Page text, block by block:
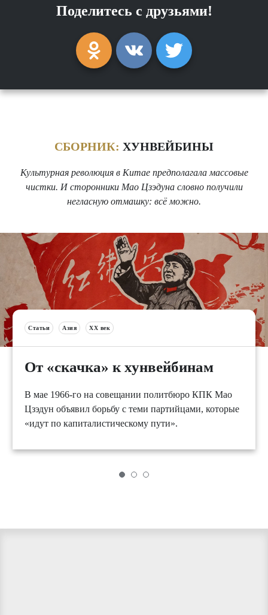
Поделитесь с друзьями!
СБОРНИК: ХУНВЕЙБИНЫ
Культурная революция в Китае предполагала массовые
чистки. И сторонники Мао Цзэдуна словно получили
негласную отмашку: всё можно.
Статьи Азия XX век
От «скачка» к хунвейбинам
В мае 1966-го на совещании политбюро КПК Мао
Цзэдун объявил борьбу с теми партийцами, которые
«идут по капиталистическому пути».